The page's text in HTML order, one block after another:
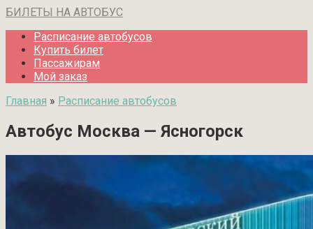
Перейти
контенту
БИЛЕТЫ НА АВТОБУС
Расписание автобусов
Купить билет
Пассажирам
Мой заказ
Главная » Расписание автобусов
Автобус Москва — Ясногорск